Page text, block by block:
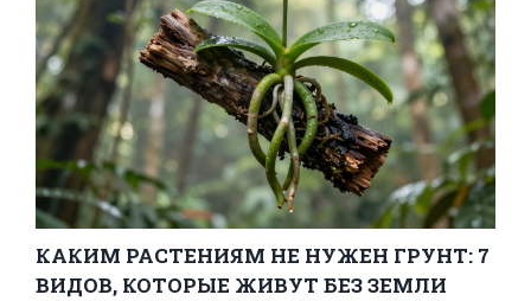
КАКИМ РАСТЕНИЯМ НЕ НУЖЕН ГРУНТ: 7
ВИДОВ, КОТОРЫЕ ЖИВУТ БЕЗ ЗЕМЛИ